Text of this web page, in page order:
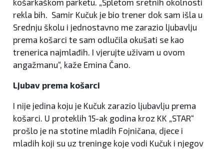
košarkaškom parketu. „Spletom sretnih okolnosti
rekla bih. Samir Kučuk je bio trener dok sam išla u
Srednju školu i jednostavno me zarazio ljubavlju
prema košarci te sam odlučila okušati se kao
trenerica najmlađih. I vjerujte uživam u ovom
angažmanu“, kaže Emina Čano.
Ljubav prema košarci
I nije jedina koju je Kučuk zarazio ljubavlju prema
košarci. U proteklih 15-ak godina kroz KK „STAR“
prošlo je na stotine mladih Fojničana, djece i
mladih koji su uz treninge koje vodi Kučuk i njegov